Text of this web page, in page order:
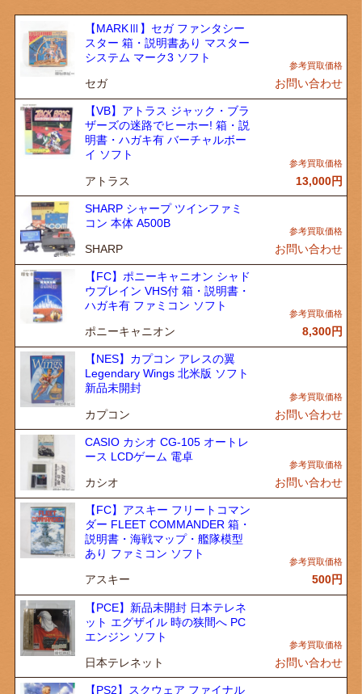
【MARKⅢ】セガ ファンタシー
スター 箱・説明書あり マスター
システム マーク3 ソフト
セガ お問い合わせ
【VB】アトラス ジャック・ブラ
ザーズの迷路でヒーホー! 箱・説
明書・ハガキ有 バーチャルボー
イ ソフト
アトラス 13,000円
SHARP シャープ ツインファミ
コン 本体 A500B
SHARP お問い合わせ
【FC】ポニーキャニオン シャド
ウブレイン VHS付 箱・説明書・
ハガキ有 ファミコン ソフト
ポニーキャニオン 8,300円
【NES】カプコン アレスの翼
Legendary Wings 北米版 ソフト
新品未開封
カプコン お問い合わせ
CASIO カシオ CG-105 オートレ
ース LCDゲーム 電卓
カシオ お問い合わせ
【FC】アスキー フリートコマン
ダー FLEET COMMANDER 箱・
説明書・海戦マップ・艦隊模型
あり ファミコン ソフト
アスキー 500円
【PCE】新品未開封 日本テレネ
ット エグザイル 時の狭間へ PC
エンジン ソフト
日本テレネット お問い合わせ
【PS2】スクウェア ファイナル